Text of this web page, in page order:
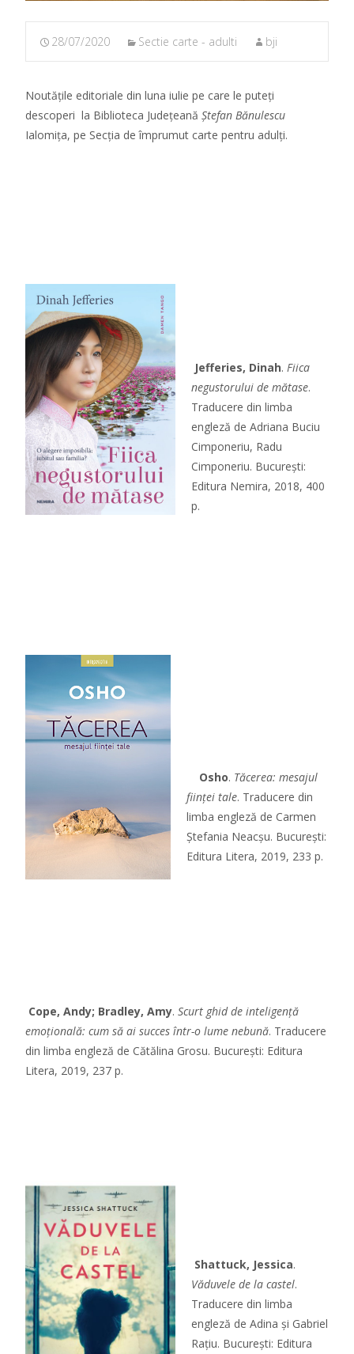
28/07/2020 Sectie carte - adulti bji
Noutățile editoriale din luna iulie pe care le puteți
descoperi la Biblioteca Județeană Ștefan Bănulescu
Ialomița, pe Secția de împrumut carte pentru adulți.
Jefferies, Dinah. Fiica
negustorului de mătase.
Traducere din limba
engleză de Adriana Buciu
Cimponeriu, Radu
Cimponeriu. București:
Editura Nemira, 2018, 400
p.
Osho. Tăcerea: mesajul
ființei tale. Traducere din
limba engleză de Carmen
Ștefania Neacșu. București:
Editura Litera, 2019, 233 p.
Cope, Andy; Bradley, Amy. Scurt ghid de inteligență
emoțională: cum să ai succes într-o lume nebună. Traducere
din limba engleză de Cătălina Grosu. București: Editura
Litera, 2019, 237 p.
Shattuck, Jessica.
Văduvele de la castel.
Traducere din limba
engleză de Adina și Gabriel
Rațiu. București: Editura